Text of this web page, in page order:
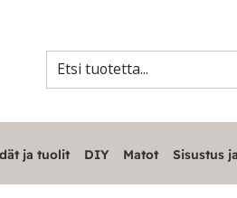
ja tuolit DIY Matot Sisustus